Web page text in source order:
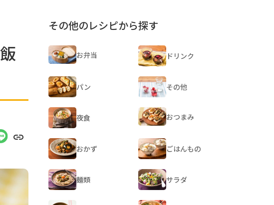
その他のレシピから探す
お弁当 ドリンク
パン その他
夜食 おつまみ
おかず ごはんもの
麺類 サラダ